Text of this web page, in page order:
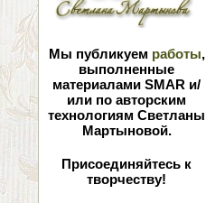
Мы публикуем работы,
выполненные
материалами SMAR и/
или по авторским
технологиям Светланы
Мартыновой.
Присоединяйтесь к
творчеству!